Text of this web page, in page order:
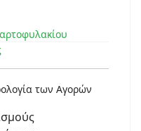
των Αγορών